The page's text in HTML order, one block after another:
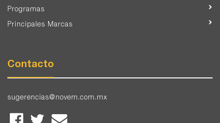
Programas
Principales Marcas
Contacto
sugerencias@novem.com.mx